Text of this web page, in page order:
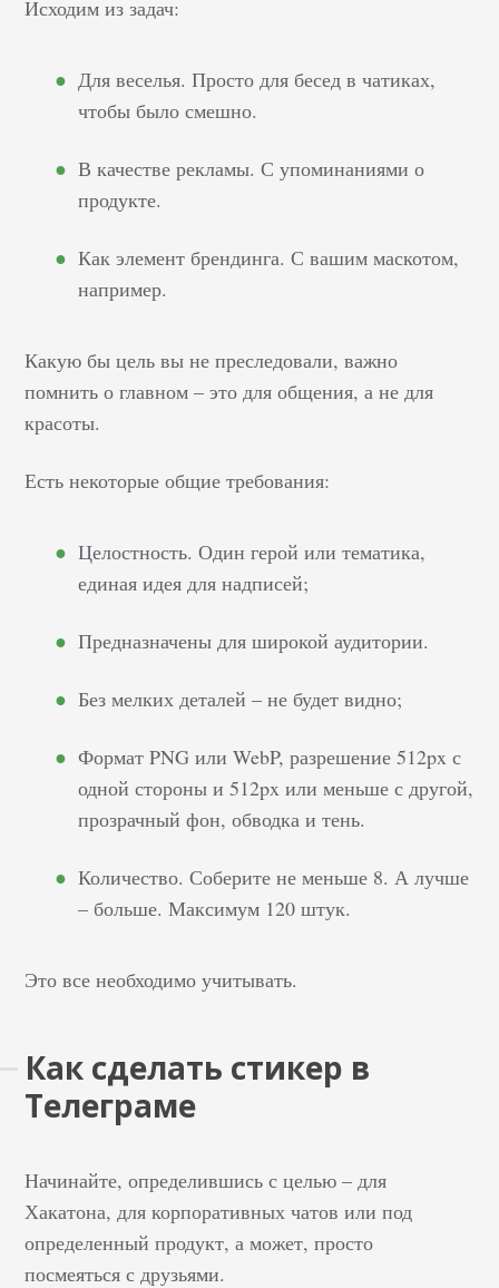
Это позволяет им
получать хороший
от показов постов в
Исходим из задач:
Для веселья. Просто для бесед в чатиках,
чтобы было смешно.
В качестве рекламы. С упоминаниями о
продукте.
Как элемент брендинга. С вашим маскотом,
например.
Какую бы цель вы не преследовали, важно
помнить о главном – это для общения, а не для
красоты.
Есть некоторые общие требования:
Целостность. Один герой или тематика,
единая идея для надписей;
Предназначены для широкой аудитории.
Без мелких деталей – не будет видно;
Формат PNG или WebP, разрешение 512px с
одной стороны и 512px или меньше с другой,
прозрачный фон, обводка и тень.
Количество. Соберите не меньше 8. А лучше
– больше. Максимум 120 штук.
Это все необходимо учитывать.
Как сделать стикер в
Телеграме
Начинайте, определившись с целью – для
Хакатона, для корпоративных чатов или под
определенный продукт, а может, просто
посмеяться с друзьями.